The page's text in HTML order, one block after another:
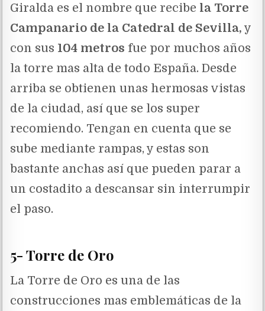
Giralda es el nombre que recibe la Torre
Campanario de la Catedral de Sevilla, y
con sus 104 metros fue por muchos años
la torre mas alta de todo España. Desde
arriba se obtienen unas hermosas vistas
de la ciudad, así que se los super
recomiendo. Tengan en cuenta que se
sube mediante rampas, y estas son
bastante anchas así que pueden parar a
un costadito a descansar sin interrumpir
el paso.
5- Torre de Oro
La Torre de Oro es una de las
construcciones mas emblemáticas de la